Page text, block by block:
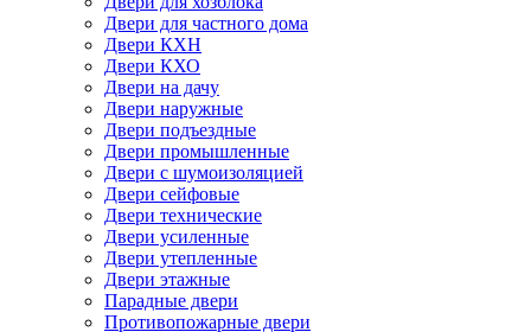
Двери для частного дома
Двери КХН
Двери КХО
Двери на дачу
Двери наружные
Двери подъездные
Двери промышленные
Двери с шумоизоляцией
Двери сейфовые
Двери технические
Двери усиленные
Двери утепленные
Двери этажные
Парадные двери
Противопожарные двери